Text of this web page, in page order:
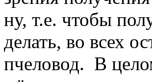
ну, т.е. чтобы
делать, во всех
пчеловод. В